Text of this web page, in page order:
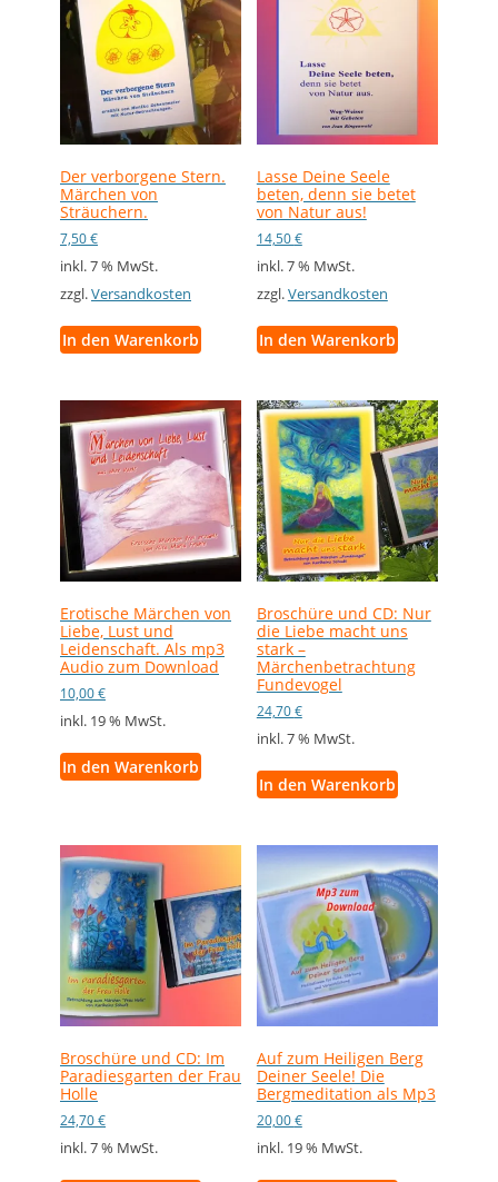
Der verborgene Stern.
Märchen von
Sträuchern.
7,50€
inkl. 7 % MwSt.
zzgl.Versandkosten
In den Warenkorb
Lasse Deine Seele
beten, denn sie betet
von Natur aus!
14,50€
inkl. 7 % MwSt.
zzgl.Versandkosten
In den Warenkorb
Erotische Märchen von
Liebe, Lust und
Leidenschaft. Als mp3
Audio zum Download
10,00€
inkl. 19 % MwSt.
In den Warenkorb
Broschüre und CD: Nur
die Liebe macht uns
stark –
Märchenbetrachtung
Fundevogel
24,70€
inkl. 7 % MwSt.
In den Warenkorb
Broschüre und CD: Im
Paradiesgarten der Frau
Holle
24,70€
inkl. 7 % MwSt.
Auf zum Heiligen Berg
Deiner Seele! Die
Bergmeditation als Mp3
20,00€
inkl. 19 % MwSt.